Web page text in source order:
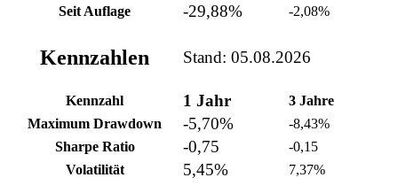
Seit Auflage
-29,88% -2,08%
Kennzahlen Stand: 05.08.2026
Kennzahl 1 Jahr
3 Jahre
Maximum Drawdown
-5,70%
-8,43%
Sharpe Ratio
-0,75
-0,15
Volatilität
5,45% 7,37%